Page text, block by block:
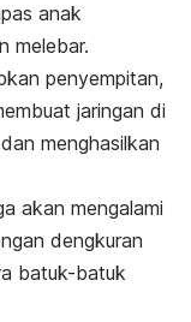
anak
melebar.
penyempitan,
jaringan di
menghasilkan
akan mengalami
dengkuran
batuk-batuk